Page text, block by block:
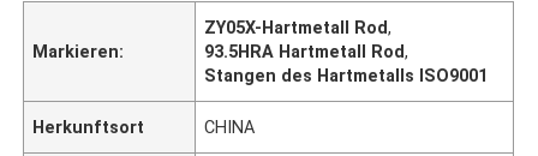
Markieren:
ZY05X-Hartmetall Rod,
93.5HRA Hartmetall Rod,
Stangen des Hartmetalls ISO9001
Herkunftsort CHINA